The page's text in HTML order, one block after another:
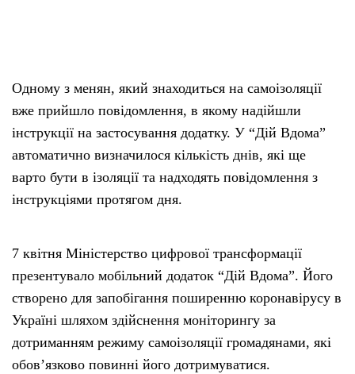
Одному з менян, який знаходиться на самоізоляції
вже прийшло повідомлення, в якому надійшли
інструкції на застосування додатку. У “Дій Вдома”
автоматично визначилося кількість днів, які ще
варто бути в ізоляції та надходять повідомлення з
інструкціями протягом дня.
7 квітня Міністерство цифрової трансформації
презентувало мобільний додаток “Дій Вдома”. Його
створено для запобігання поширенню коронавірусу в
Україні шляхом здійснення моніторингу за
дотриманням режиму самоізоляції громадянами, які
обов’язково повинні його дотримуватися.